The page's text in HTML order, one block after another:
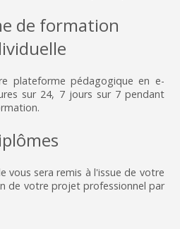
de formation
plateforme pédagogique en e-
sur 24, 7 jours sur 7 pendant
vous sera remis à l'issue de votre
de votre projet professionnel par